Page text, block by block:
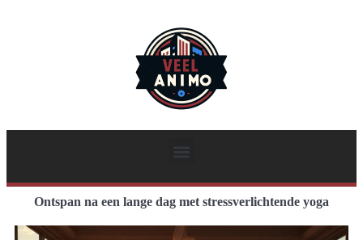
Ontspan na een lange dag met stressverlichtende yoga